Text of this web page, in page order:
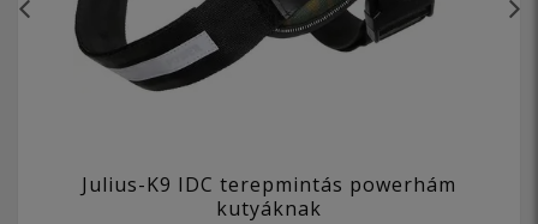
Julius-K9 IDC terepmintás powerhám
kutyáknak